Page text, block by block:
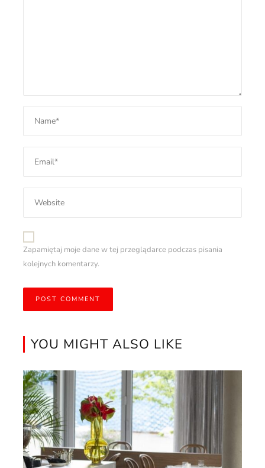
Zapamiętaj moje dane w tej przeglądarce podczas pisania
kolejnych komentarzy.
YOU MIGHT ALSO LIKE